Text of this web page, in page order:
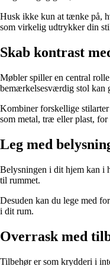
Husk ikke kun at tænke på,
som virkelig udtrykker din
Skab kontrast
Møbler spiller en central
bemærkelsesværdig stol kan
Kombiner forskellige
som metal, træ eller plast,
Leg med
Belysningen i dit hjem kan i
til rummet.
Desuden kan du lege med
i dit rum.
Overrask med
Tilbehør er som krydderi i